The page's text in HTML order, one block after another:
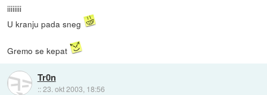
iiiiiiii
U kranju pada sneg
Gremo se kepat
Tr0n
::23. okt 2003, 18:56